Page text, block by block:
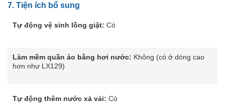
7. Tiện ích bổ sung
Tự động vệ sinh lồng giặt: Có
Làm mềm quần áo bằng hơi nước: Không (có ở dòng cao
hơn như LX129)
Tự động thêm nước xả vải: Có